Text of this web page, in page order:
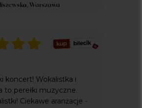
koncert! Wokalistka i
to perełki muzyczne.
Ciekawe aranżacje -
Warszawa